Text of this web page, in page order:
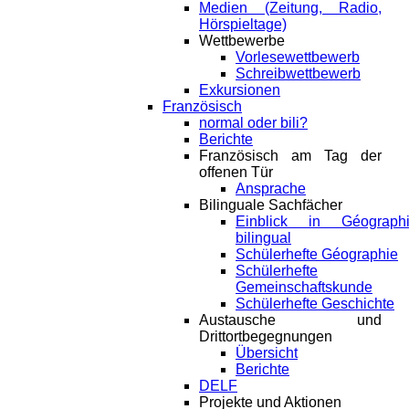
Medien (Zeitung, Radio,
Hörspieltage)
Wettbewerbe
Vorlesewettbewerb
Schreibwettbewerb
Exkursionen
Französisch
normal oder bili?
Berichte
Französisch am Tag der
offenen Tür
Ansprache
Bilinguale Sachfächer
Einblick in
bilingual
Schülerhefte Géographie
Schülerhefte
Gemeinschaftskunde
Schülerhefte Geschichte
Austausche und
Drittortbegegnungen
Übersicht
Berichte
DELF
Projekte und Aktionen